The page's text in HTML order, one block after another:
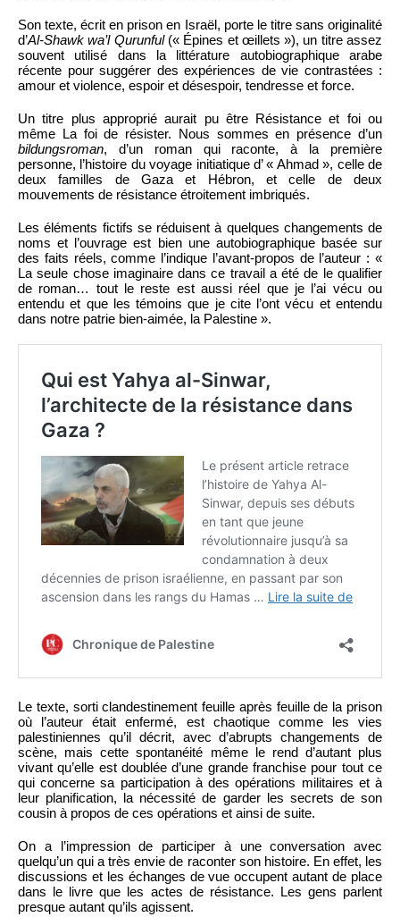
Son texte, écrit en prison en Israël, porte le titre sans originalité
d’Al-Shawk wa’l Qurunful(« Épines et œillets »), un titre assez
souvent utilisé dans la littérature autobiographique arabe
récente pour suggérer des expériences de vie contrastées :
amour et violence, espoir et désespoir, tendresse et force.
Un titre plus approprié aurait pu être Résistance et foi ou
même La foi de résister. Nous sommes en présence d’un
bildungsroman, d’un roman qui raconte, à la première
personne, l’histoire du voyage initiatique d’ « Ahmad », celle de
deux familles de Gaza et Hébron, et celle de deux
mouvements de résistance étroitement imbriqués.
Les éléments fictifs se réduisent à quelques changements de
noms et l’ouvrage est bien une autobiographique basée sur
des faits réels, comme l’indique l’avant-propos de l’auteur : «
La seule chose imaginaire dans ce travail a été de le qualifier
de roman… tout le reste est aussi réel que je l’ai vécu ou
entendu et que les témoins que je cite l’ont vécu et entendu
dans notre patrie bien-aimée, la Palestine ».
Le texte, sorti clandestinement feuille après feuille de la prison
où l’auteur était enfermé, est chaotique comme les vies
palestiniennes qu’il décrit, avec d’abrupts changements de
scène, mais cette spontanéité même le rend d’autant plus
vivant qu’elle est doublée d’une grande franchise pour tout ce
qui concerne sa participation à des opérations militaires et à
leur planification, la nécessité de garder les secrets de son
cousin à propos de ces opérations et ainsi de suite.
On a l’impression de participer à une conversation avec
quelqu’un qui a très envie de raconter son histoire. En effet, les
discussions et les échanges de vue occupent autant de place
dans le livre que les actes de résistance. Les gens parlent
presque autant qu’ils agissent.